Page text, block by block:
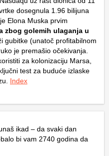
dosegnula 1.96 bilijuna
Elona Muska prvim
zbog golemih ulaganja u
gubitke (unatoč profitabilnom
je premašio očekivanja.
za kolonizaciju Marsa,
test za buduće izlaske
Index
ikad – da svaki dan
bi vam 2740 godina da